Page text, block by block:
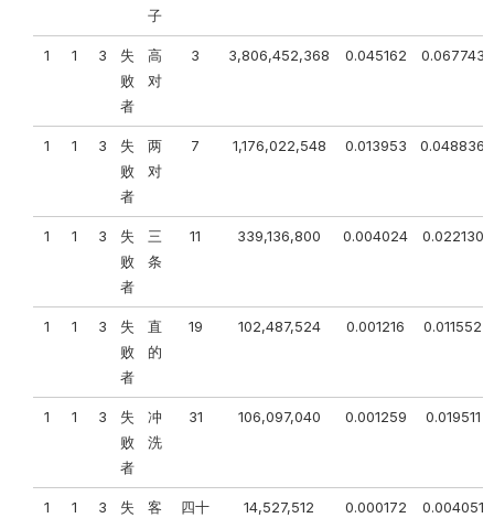
子
1 1 3
失
败
者
高
对
3 3,806,452,368 0.045162 0.067743
1 1 3
失
败
者
两
对
7 1,176,022,548 0.013953 0.048836
1 1 3
失
败
者
三
条
11 339,136,800 0.004024 0.022130
1 1 3
失
败
者
直
的
19 102,487,524 0.001216 0.011552
1 1 3
失
败
者
冲
洗
31 106,097,040 0.001259 0.019511
1 1 3
失
客
四十
14,527,512 0.000172 0.004051